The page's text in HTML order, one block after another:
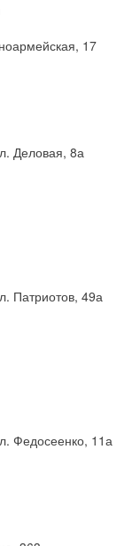
17
Деловая, 8а
Патриотов, 49а
Федосеенко, 11а